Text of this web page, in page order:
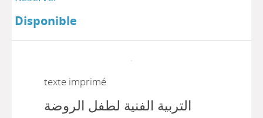
Disponible
texte imprimé
التربية الفنية لطفل الروضة